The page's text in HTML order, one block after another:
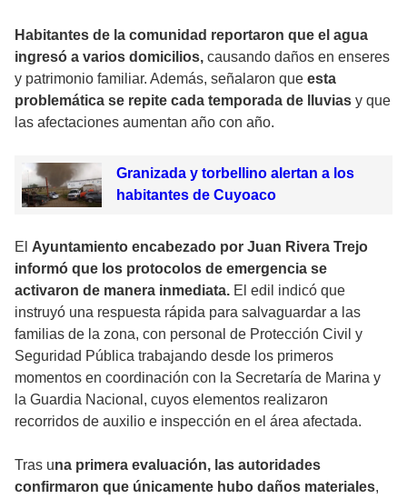
Habitantes de la comunidad reportaron que el agua
ingresó a varios domicilios, causando daños en enseres
y patrimonio familiar. Además, señalaron que esta
problemática se repite cada temporada de lluvias y que
las afectaciones aumentan año con año.
Granizada y torbellino alertan a los
habitantes de Cuyoaco
El Ayuntamiento encabezado por Juan Rivera Trejo
informó que los protocolos de emergencia se
activaron de manera inmediata. El edil indicó que
instruyó una respuesta rápida para salvaguardar a las
familias de la zona, con personal de Protección Civil y
Seguridad Pública trabajando desde los primeros
momentos en coordinación con la Secretaría de Marina y
la Guardia Nacional, cuyos elementos realizaron
recorridos de auxilio e inspección en el área afectada.
Tras una primera evaluación, las autoridades
confirmaron que únicamente hubo daños materiales,